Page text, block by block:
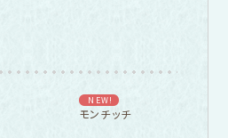
NEW!
モンチッチ